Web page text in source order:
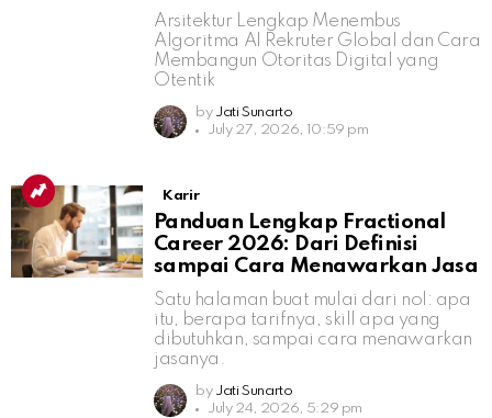
Arsitektur Lengkap Menembus
Algoritma AI Rekruter Global dan Cara
Membangun Otoritas Digital yang
Otentik
by Jati Sunarto
July 27, 2026, 10:59 pm
Karir
Panduan Lengkap Fractional
Career 2026: Dari Definisi
sampai Cara Menawarkan Jasa
Satu halaman buat mulai dari nol: apa
itu, berapa tarifnya, skill apa yang
dibutuhkan, sampai cara menawarkan
jasanya.
by Jati Sunarto
July 24, 2026, 5:29 pm